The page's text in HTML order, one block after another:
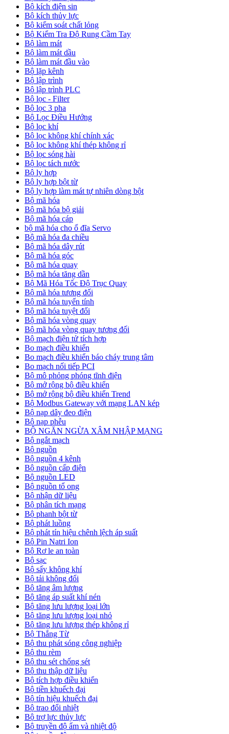
Bộ kích điện sin
Bộ kích thủy lực
Bộ kiểm soát chất lỏng
Bộ Kiểm Tra Độ Rung Cầm Tay
Bộ làm mát
Bộ làm mát dầu
Bộ làm mát đầu vào
Bộ lặp kênh
Bộ lập trình
Bộ lập trình PLC
Bộ lọc - Filter
Bộ lọc 3 pha
Bộ Lọc Điều Hướng
Bộ lọc khí
Bộ lọc không khí chính xác
Bộ lọc không khí thép không rỉ
Bộ lọc sóng hài
Bộ lọc tách nước
Bộ ly hợp
Bộ ly hợp bột từ
Bộ ly hợp làm mát tự nhiên dòng bột
Bộ mã hóa
Bộ mã hóa bộ giải
Bộ mã hóa cáp
bộ mã hóa cho ổ đĩa Servo
Bộ mã hóa đa chiều
Bộ mã hóa dây rút
Bộ mã hóa góc
Bộ mã hóa quay
Bộ mã hóa tăng dần
Bộ Mã Hóa Tốc Độ Trục Quay
Bộ mã hóa tương đối
Bộ mã hóa tuyến tính
Bộ mã hóa tuyệt đối
Bộ mã hóa vòng quay
Bộ mã hóa vòng quay tương đối
Bộ mạch điện tử tích hợp
Bo mạch điều khiển
Bo mạch điều khiển báo cháy trung tâm
Bo mạch nối tiếp PCI
Bộ mô phỏng phóng tĩnh điện
Bộ mở rộng bộ điều khiển
Bộ mở rộng bộ điều khiển Trend
Bộ Modbus Gateway với mạng LAN kép
Bộ nạp dây đeo điện
Bộ nạp phễu
BỘ NGĂN NGỪA XÂM NHẬP MẠNG
Bộ ngắt mạch
Bộ nguồn
Bộ nguồn 4 kênh
Bộ nguồn cấp điện
Bộ nguồn LED
Bộ nguồn tổ ong
Bộ nhận dữ liệu
Bộ phân tích mạng
Bộ phanh bột từ
Bộ phát luồng
Bộ phát tín hiệu chênh lệch áp suất
Bộ Pin Natri Ion
Bộ Rơ le an toàn
Bộ sạc
Bộ sấy không khí
Bộ tải không đổi
Bộ tăng âm lượng
Bộ tăng áp suất khí nén
Bộ tăng lưu lượng loại lớn
Bộ tăng lưu lượng loại nhỏ
Bộ tăng lưu lượng thép không rỉ
Bộ Thắng Từ
Bộ thu phát sóng công nghiệp
Bộ thu rèm
Bộ thu sét chống sét
Bộ thu thập dữ liệu
Bộ tích hợp điều khiển
Bộ tiền khuếch đại
Bộ tín hiệu khuếch đại
Bộ trao đổi nhiệt
Bộ trợ lực thủy lực
Bộ truyền độ ẩm và nhiệt độ